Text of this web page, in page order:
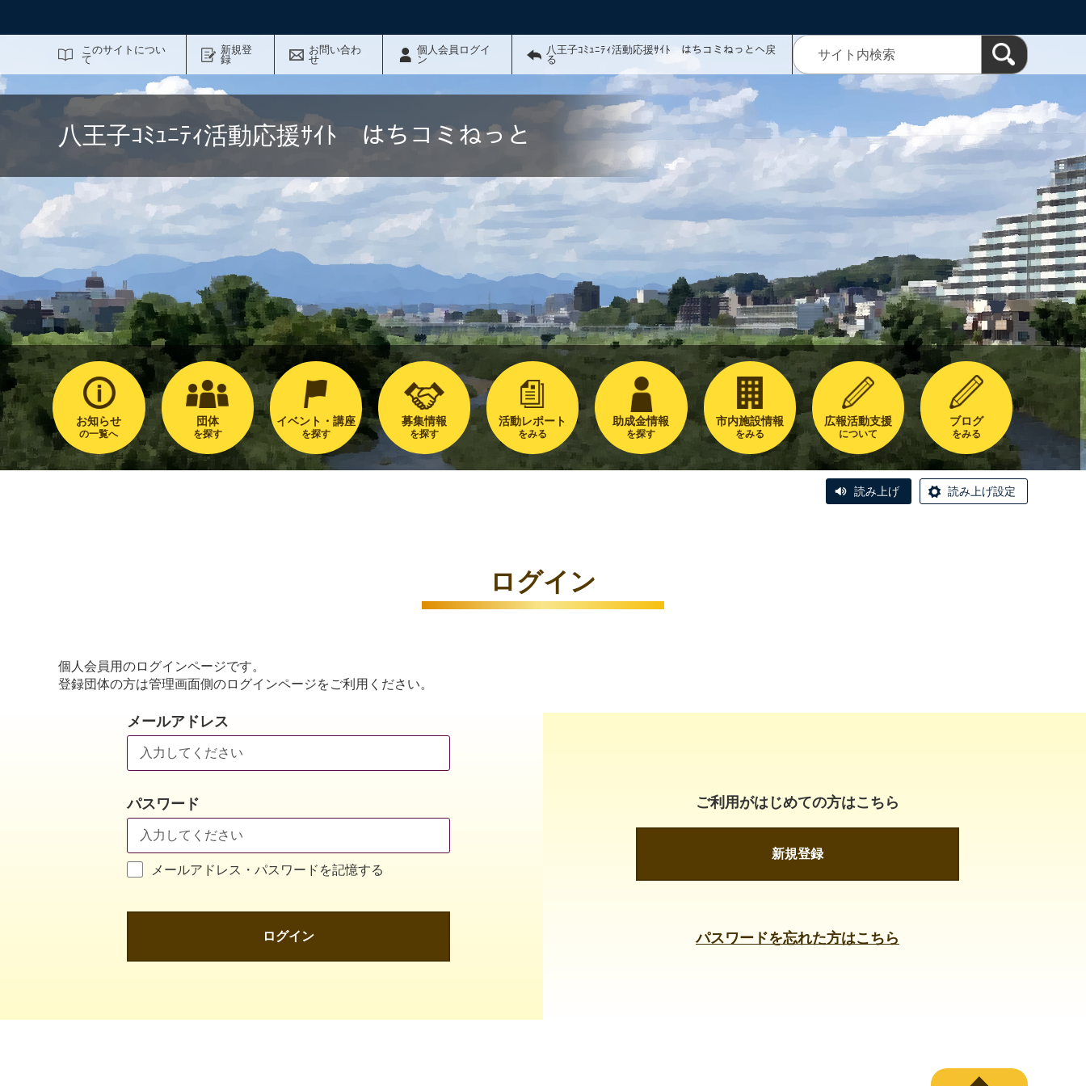
このサイトについ
て
新規登
録
お問い合わ
せ
個人会員ログイ
ン
八王子ｺﾐｭﾆﾃｨ活動応援ｻｲﾄ はちコミねっとへ戻
る
八王子ｺﾐｭﾆﾃｨ活動応援ｻｲﾄ はちコミねっと
お知らせ
の一覧へ
団体
を探す
イベント・講座
を探す
募集情報
を探す
活動レポート
をみる
助成金情報
を探す
市内施設情報
をみる
広報活動支援
について
ブログ
をみる
読み上げ 読み上げ設定
ログイン
個人会員用のログインページです。
登録団体の方は管理画面側のログインページをご利用ください。
メールアドレス
パスワード
メールアドレス・パスワードを記憶する
ログイン
ご利用がはじめての方はこちら
新規登録
パスワードを忘れた方はこちら